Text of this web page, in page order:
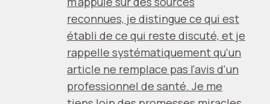
reconnues, je distingue ce qui est
établi de ce qui reste discuté, et je
rappelle systématiquement qu'un
article ne remplace pas l'avis d'un
professionnel de santé. Je me